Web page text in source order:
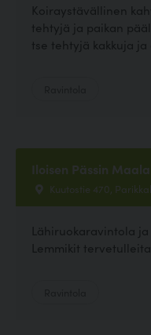
Koiraystävällinen
tehtyjä ja paikan
tse tehtyjä kakkuja ja
Iloisen Pässin
Kuutostie 470,
Lähiruokaravintola
Lemmikit